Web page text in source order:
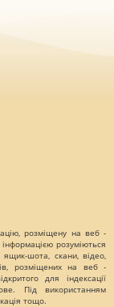
розміщену на веб -
розуміються
ящик-шота, скани, відео,
розміщених на веб -
для індексації
Під використанням
тощо.